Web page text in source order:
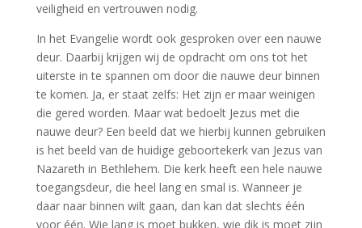
veiligheid en vertrouwen nodig.
In het Evangelie wordt ook gesproken over een nauwe
deur. Daarbij krijgen wij de opdracht om ons tot het
uiterste in te spannen om door die nauwe deur binnen
te komen. Ja, er staat zelfs: Het zijn er maar weinigen
die gered worden. Maar wat bedoelt Jezus met die
nauwe deur? Een beeld dat we hierbij kunnen gebruiken
is het beeld van de huidige geboortekerk van Jezus van
Nazareth in Bethlehem. Die kerk heeft een hele nauwe
toegangsdeur, die heel lang en smal is. Wanneer je
daar naar binnen wilt gaan, dan kan dat slechts één
voor één. Wie lang is moet bukken, wie dik is moet zijn